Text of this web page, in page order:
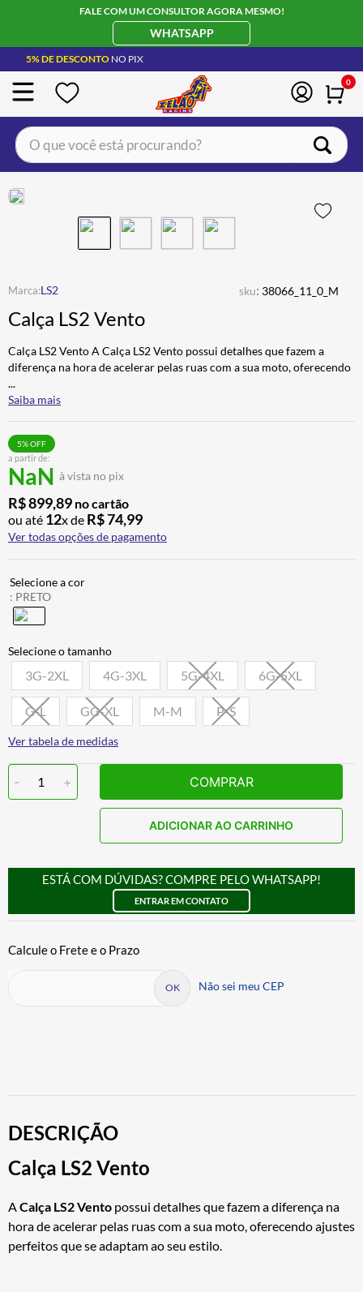
FALE COM UM CONSULTOR AGORA MESMO!
WHATSAPP
5% DE DESCONTO NO PIX
0
O que você está procurando?
LS2 sku: 38066_11_0_M
Calça LS2 Vento
Calça LS2 Vento A Calça LS2 Vento possui detalhes que fazem a
diferença na hora de acelerar pelas ruas com a sua moto, oferecendo
...
Saiba mais
a partir de:
NaN à vista no pix
5% OFF
R$899,89 no cartão
ou até 12x de R$74,99
Ver todas opções de pagamento
: PRETO
3G-2XL 4G-3XL 5G-4XL 6G-5XL
G-L GG-XL M-M P-S
Ver tabela de medidas
- 1 + COMPRAR
ADICIONAR AO CARRINHO
ESTÁ COM DÚVIDAS? COMPRE PELO WHATSAPP!
ENTRAR EM CONTATO
Não sei meu CEP
DESCRIÇÃO
Calça LS2 Vento
ACalça LS2 Vento possui detalhes que fazem a diferença na
hora de acelerar pelas ruas com a sua moto, oferecendo ajustes
perfeitos que se adaptam ao seu estilo.
BOTA
4º ÓCULOS SOLAR
5º LUVA
6 º ALPINESTAR
7º BAU
8º CALÇA
9º
10º